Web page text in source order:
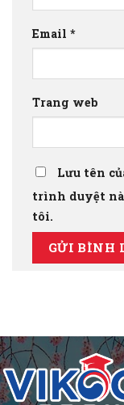
Email *
Trang web
Lưu tên
trình duyệt
tôi.